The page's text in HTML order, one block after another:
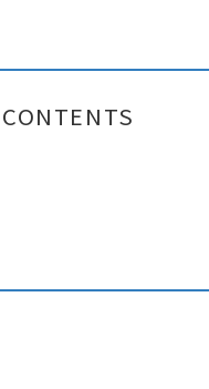
CONTENTS